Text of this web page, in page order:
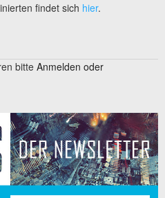
findet sich hier.
bitte Anmelden oder